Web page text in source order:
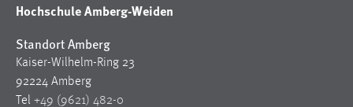
Hochschule Amberg-Weiden
Standort Amberg
Kaiser-Wilhelm-Ring 23
92224 Amberg
Tel +49 (9621) 482-0